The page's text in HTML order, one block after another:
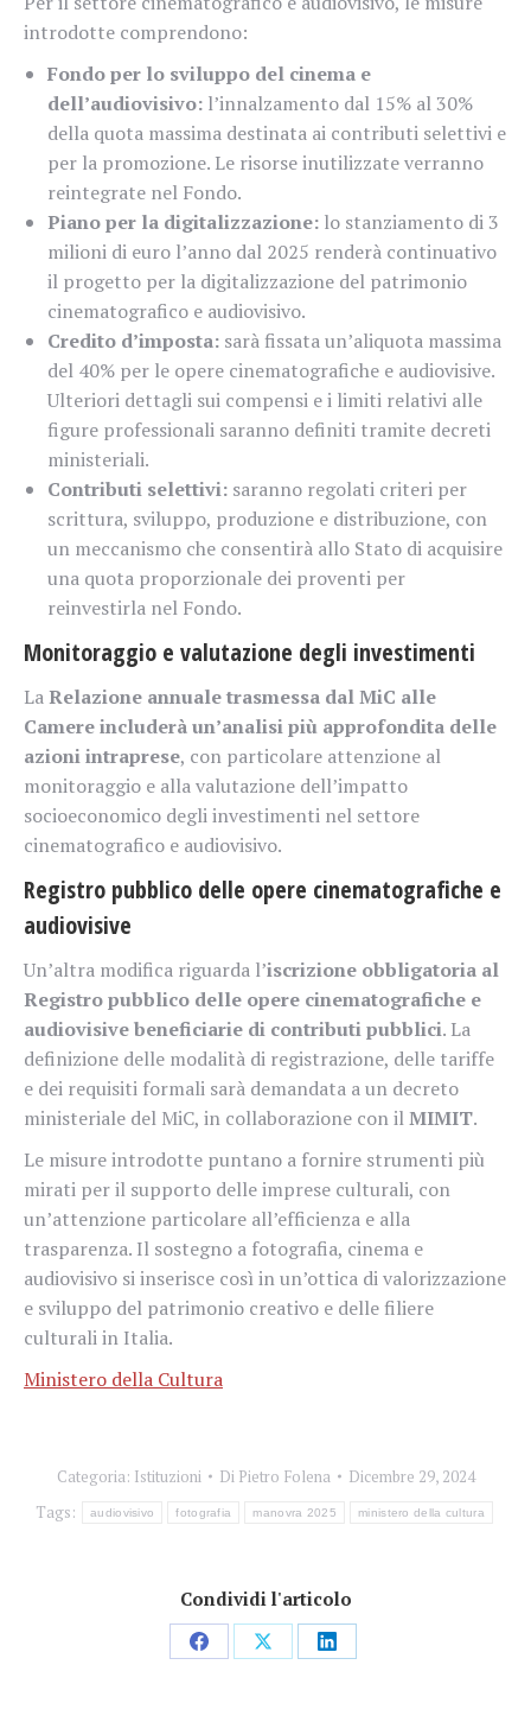
introdotte comprendono:
Fondo per lo sviluppo del cinema e
dell’audiovisivo: l’innalzamento dal 15% al 30%
della quota massima destinata ai contributi selettivi e
per la promozione. Le risorse inutilizzate verranno
reintegrate nel Fondo.
Piano per la digitalizzazione: lo stanziamento di 3
milioni di euro l’anno dal 2025 renderà continuativo
il progetto per la digitalizzazione del patrimonio
cinematografico e audiovisivo.
Credito d’imposta: sarà fissata un’aliquota massima
del 40% per le opere cinematografiche e audiovisive.
Ulteriori dettagli sui compensi e i limiti relativi alle
figure professionali saranno definiti tramite decreti
ministeriali.
Contributi selettivi: saranno regolati criteri per
scrittura, sviluppo, produzione e distribuzione, con
un meccanismo che consentirà allo Stato di acquisire
una quota proporzionale dei proventi per
reinvestirla nel Fondo.
Monitoraggio e valutazione degli investimenti
LaRelazione annuale trasmessa dal MiC alle
Camere includerà un’analisi più approfondita delle
azioni intraprese, con particolare attenzione al
monitoraggio e alla valutazione dell’impatto
socioeconomico degli investimenti nel settore
cinematografico e audiovisivo.
Registro pubblico delle opere cinematografiche e
audiovisive
Un’altra modifica riguarda l’iscrizione obbligatoria al
Registro pubblico delle opere cinematografiche e
audiovisive beneficiarie di contributi pubblici. La
definizione delle modalità di registrazione, delle tariffe
e dei requisiti formali sarà demandata a un decreto
ministeriale del MiC, in collaborazione con ilMIMIT.
Le misure introdotte puntano a fornire strumenti più
mirati per il supporto delle imprese culturali, con
un’attenzione particolare all’efficienza e alla
trasparenza. Il sostegno a fotografia, cinema e
audiovisivo si inserisce così in un’ottica di valorizzazione
e sviluppo del patrimonio creativo e delle filiere
culturali in Italia.
Ministero della Cultura
Categoria: Istituzioni Di Pietro Folena
Dicembre 29, 2024
Tags:
audiovisivo fotografia manovra 2025 ministero della cultura
Condividi l'articolo
CondividiCondividiCondividi